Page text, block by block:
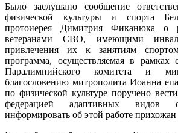
Было заслушано сообщение
физической культуры и спорта
протоиерея Димитрия Фиканюка о
ветеранами СВО, имеющими
привлечения их к занятиям
программа, осуществляемая в рамках
Паралимпийского комитета и
благословению митрополита Иоанна
по физической культуре поручено
федерацией адаптивных видов
информировать об этой работе